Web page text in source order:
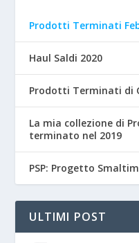
Prodotti Terminati
Haul Saldi 2020
Prodotti Terminati di
La mia collezione di
terminato nel 2019
PSP: Progetto
ULTIMI POST